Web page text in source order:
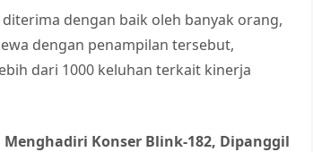
dengan baik oleh banyak orang,
dengan penampilan tersebut,
dari 1000 keluhan terkait kinerja
Menghadiri Konser Blink-182, Dipanggil